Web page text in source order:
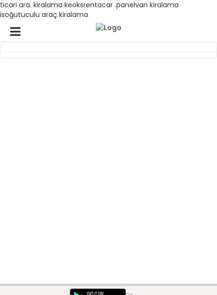
ticari ara. kiralama keoksrentacar .panelvan kiralama
isoğutuculu araç kiralama